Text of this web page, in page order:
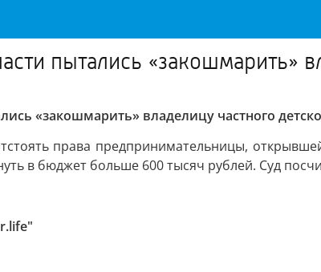
пытались «закошмарить»
«закошмарить» владелицу частного
права предпринимательницы,
в бюджет больше 600 тысяч рублей. Суд